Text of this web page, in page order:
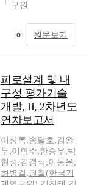
구원
원문보기
피로설계 및 내
구성 평가기술
개발, II, 2차년도
연차보고서
이상록,송달호,김완
두,이학주,한승우,박
현성 ,김경식 ,이동은,
최병길 ,권철(한국기